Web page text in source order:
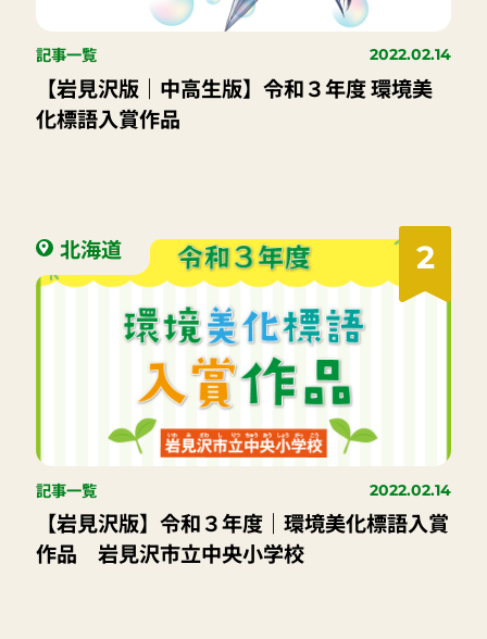
記事一覧 2022.02.14
【岩見沢版｜中高生版】令和３年度 環境美
化標語入賞作品
2
北海道
記事一覧 2022.02.14
【岩見沢版】令和３年度｜環境美化標語入賞
作品 岩見沢市立中央小学校